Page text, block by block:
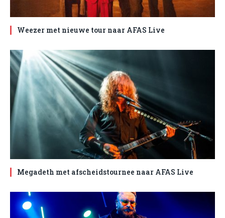
Weezer met nieuwe tour naar AFAS Live
Megadeth met afscheidstournee naar AFAS Live